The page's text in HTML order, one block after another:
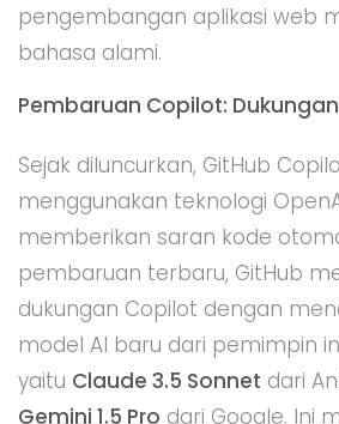
pengembangan aplikasi web
bahasa alami.
Pembaruan Copilot:
Sejak diluncurkan, GitHub
menggunakan teknologi
memberikan saran kode
pembaruan terbaru, GitHub
dukungan Copilot dengan
model AI baru dari pemimpin
yaitu Claude 3.5 Sonnet dari
Gemini 1.5 Pro dari Google. Ini